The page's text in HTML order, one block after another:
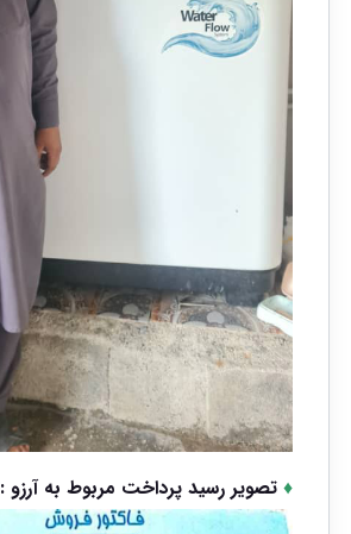
♦تصویر رسید پرداخت مربوط به آرزو :